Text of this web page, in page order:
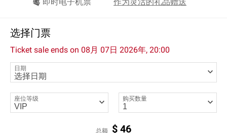
选择门票
Ticket sale ends on 08月 07日 2026年, 20:00
日期
座位等级 购买数量
总额 $ 46